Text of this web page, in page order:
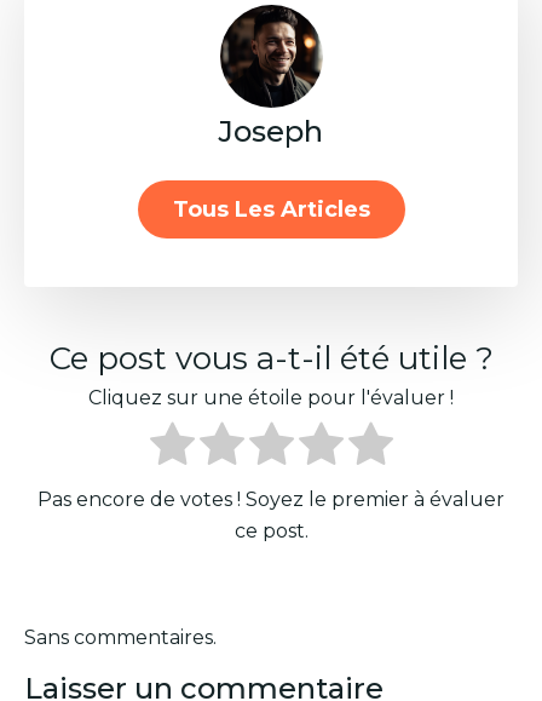
Joseph
Tous Les Articles
Ce post vous a-t-il été utile ?
Cliquez sur une étoile pour l'évaluer !
Pas encore de votes ! Soyez le premier à évaluer
ce post.
Sans commentaires.
Laisser un commentaire